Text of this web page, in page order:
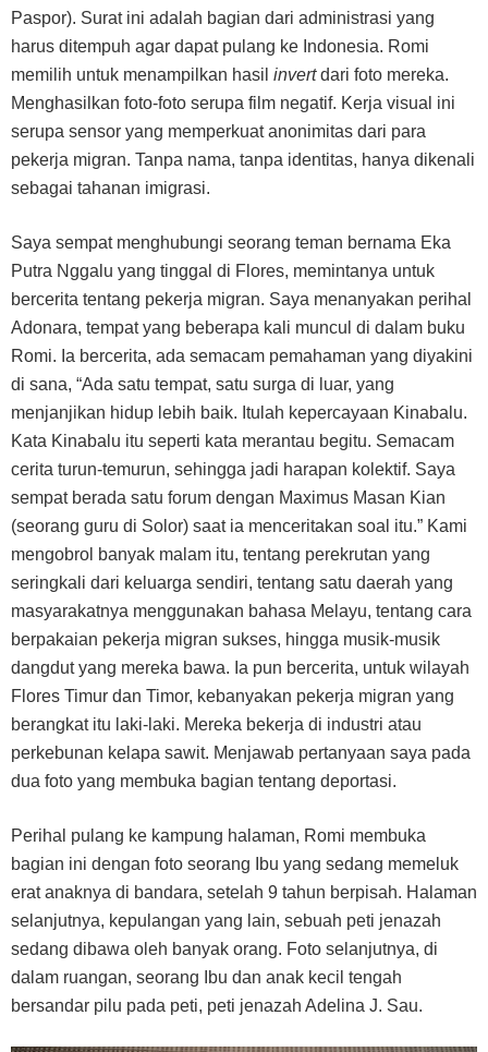
Paspor). Surat ini adalah bagian dari administrasi yang
harus ditempuh agar dapat pulang ke Indonesia. Romi
memilih untuk menampilkan hasil invertdari foto mereka.
Menghasilkan foto-foto serupa film negatif. Kerja visual ini
serupa sensor yang memperkuat anonimitas dari para
pekerja migran. Tanpa nama, tanpa identitas, hanya dikenali
sebagai tahanan imigrasi.
Saya sempat menghubungi seorang teman bernama Eka
Putra Nggalu yang tinggal di Flores, memintanya untuk
bercerita tentang pekerja migran. Saya menanyakan perihal
Adonara, tempat yang beberapa kali muncul di dalam buku
Romi. Ia bercerita, ada semacam pemahaman yang diyakini
di sana, “Ada satu tempat, satu surga di luar, yang
menjanjikan hidup lebih baik. Itulah kepercayaan Kinabalu.
Kata Kinabalu itu seperti kata merantau begitu. Semacam
cerita turun-temurun, sehingga jadi harapan kolektif. Saya
sempat berada satu forum dengan Maximus Masan Kian
(seorang guru di Solor) saat ia menceritakan soal itu.” Kami
mengobrol banyak malam itu, tentang perekrutan yang
seringkali dari keluarga sendiri, tentang satu daerah yang
masyarakatnya menggunakan bahasa Melayu, tentang cara
berpakaian pekerja migran sukses, hingga musik-musik
dangdut yang mereka bawa. Ia pun bercerita, untuk wilayah
Flores Timur dan Timor, kebanyakan pekerja migran yang
berangkat itu laki-laki. Mereka bekerja di industri atau
perkebunan kelapa sawit. Menjawab pertanyaan saya pada
dua foto yang membuka bagian tentang deportasi.
Perihal pulang ke kampung halaman, Romi membuka
bagian ini dengan foto seorang Ibu yang sedang memeluk
erat anaknya di bandara, setelah 9 tahun berpisah. Halaman
selanjutnya, kepulangan yang lain, sebuah peti jenazah
sedang dibawa oleh banyak orang. Foto selanjutnya, di
dalam ruangan, seorang Ibu dan anak kecil tengah
bersandar pilu pada peti, peti jenazah Adelina J. Sau.